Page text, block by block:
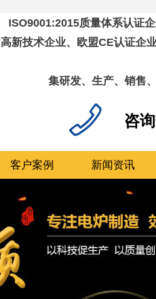
ISO9001:2015质量体系认证
高新技术企业、欧盟CE认证企
集研发、生产、销售
咨
客户案例 新闻资讯